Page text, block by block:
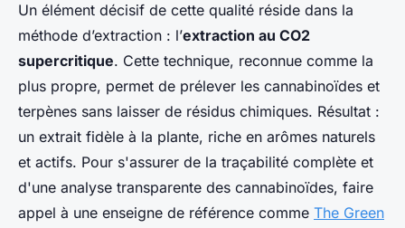
Un élément décisif de cette qualité réside dans la
méthode d’extraction : l’extraction au CO2
supercritique. Cette technique, reconnue comme la
plus propre, permet de prélever les cannabinoïdes et
terpènes sans laisser de résidus chimiques. Résultat :
un extrait fidèle à la plante, riche en arômes naturels
et actifs. Pour s'assurer de la traçabilité complète et
d'une analyse transparente des cannabinoïdes, faire
appel à une enseigne de référence comme The Green